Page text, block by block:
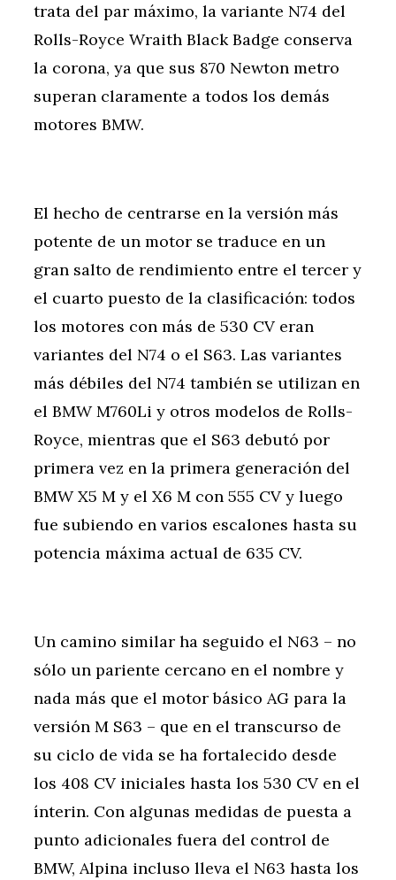
trata del par máximo, la variante N74 del
Rolls-Royce Wraith Black Badge conserva
la corona, ya que sus 870 Newton metro
superan claramente a todos los demás
motores BMW.
El hecho de centrarse en la versión más
potente de un motor se traduce en un
gran salto de rendimiento entre el tercer y
el cuarto puesto de la clasificación: todos
los motores con más de 530 CV eran
variantes del N74 o el S63. Las variantes
más débiles del N74 también se utilizan en
el BMW M760Li y otros modelos de Rolls-
Royce, mientras que el S63 debutó por
primera vez en la primera generación del
BMW X5 M y el X6 M con 555 CV y luego
fue subiendo en varios escalones hasta su
potencia máxima actual de 635 CV.
Un camino similar ha seguido el N63 – no
sólo un pariente cercano en el nombre y
nada más que el motor básico AG para la
versión M S63 – que en el transcurso de
su ciclo de vida se ha fortalecido desde
los 408 CV iniciales hasta los 530 CV en el
ínterin. Con algunas medidas de puesta a
punto adicionales fuera del control de
BMW, Alpina incluso lleva el N63 hasta los